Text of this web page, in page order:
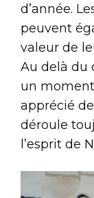
d’année.
peuvent
valeur de
Au delà du
un
apprécié
déroule
l’esprit de